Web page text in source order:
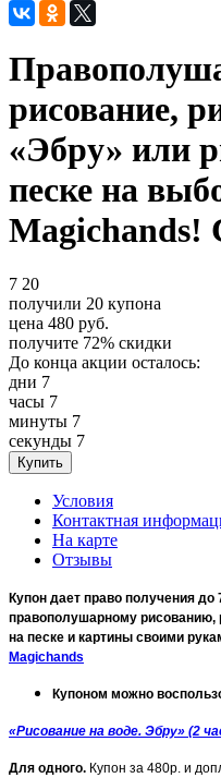
рисование,
«Эбру» или
песке на
Magichands!
7 20
получили 20 купона
цена 480 руб.
получите 72% скидки
До конца акции осталось:
дни 7
часы 7
минуты 7
секунды 7
Условия
Контактная
На карте
Отзывы
Купон дает право получения до
правополушарному рисованию,
на песке и картины своими
Magichands
Купоном можно
«Рисование на воде. Эбру» (2
Для одного. Купон за 480р. и